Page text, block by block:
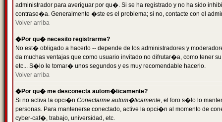
administrador para averiguar por qu�. Si se ha registrado y no ha sido
contrase�a. Generalmente �ste es el problema; si no, contacte con el
Volver arriba
�Por qu� necesito registrarme?
No est� obligado a hacerlo -- depende de los administradores y
da muchas ventajas que como usuario invitado no difrutar�a, como tener
etc... S�lo le tomar� unos segundos y es muy recomendable hacerlo.
Volver arriba
�Por qu� me desconecta autom�ticamente?
Si no activa la opci�n Conectarme autom�ticamente, el foro s�lo lo
personas. Para mantenerse conectado, active la opci�n al momento de
cyber-caf�, trabajo, universidad, etc.